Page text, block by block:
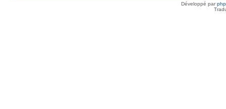
Développé par